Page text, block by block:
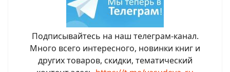
Подписывайтесь на наш телеграм-канал.
Много всего интересного, новинки книг и
других товаров, скидки, тематический